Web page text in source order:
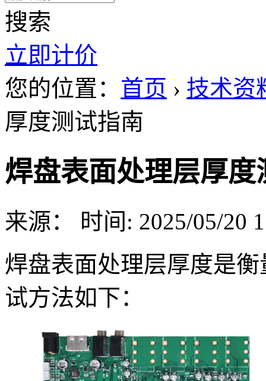
搜索
立即计价
您的位置： 首页 › 技术资
厚度测试指南
焊盘表面处理层厚度
来源：
时间: 2025/05/20
焊盘表面处理层厚度是
试方法如下：